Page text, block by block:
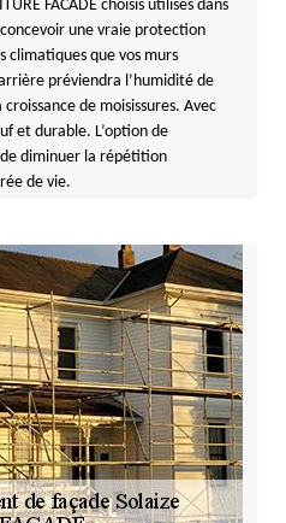
FACADE choisis utilisés dans
une vraie protection
climatiques que vos murs
préviendra l’humidité de
de moisissures. Avec
et durable. L’option de
diminuer la répétition
de vie.